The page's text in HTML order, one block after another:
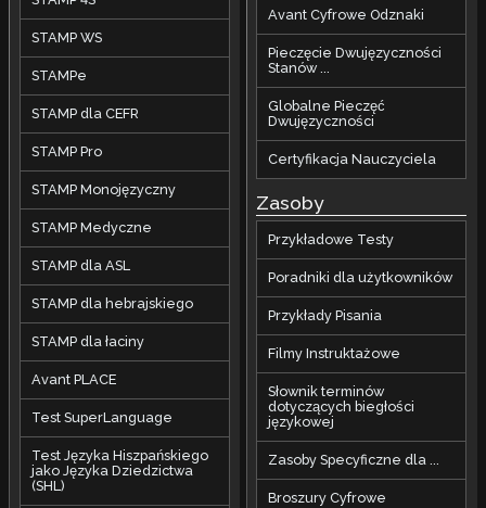
STAMP WS
STAMPe
STAMP dla CEFR
STAMP Pro
STAMP Monojęzyczny
STAMP Medyczne
STAMP dla ASL
STAMP dla hebrajskiego
STAMP dla łaciny
Avant PLACE
Test SuperLanguage
Test Języka Hiszpańskiego
jako Języka Dziedzictwa
(SHL)
Avant Cyfrowe Odznaki
Pieczęcie Dwujęzyczności
Stanów ...
Globalne Pieczęć
Dwujęzyczności
Certyfikacja Nauczyciela
Zasoby
Przykładowe Testy
Poradniki dla użytkowników
Przykłady Pisania
Filmy Instruktażowe
Słownik terminów
dotyczących biegłości
językowej
Zasoby Specyficzne dla ...
Broszury Cyfrowe